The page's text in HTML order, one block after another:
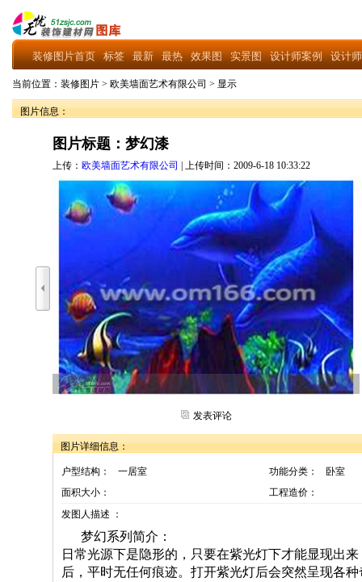
装修图片首页 标签 最新 最热 效果图 实景图 设计师案例 设计
当前位置： 装修图片 > 欧美墙面艺术有限公司 > 显示
图片信息：
图片标题：梦幻漆
上传： 欧美墙面艺术有限公司 | 上传时间：2009-6-18 10:33:22
发表评论
图片详细信息：
户型结构： 一居室 功能分类：
卧室
面积大小：
工程造价：
发图人描述 ：
梦幻系列简介：
日常光源下是隐形的，只要在紫光灯下才能显现出
后，平时无任何痕迹。打开紫光灯后会突然呈现各